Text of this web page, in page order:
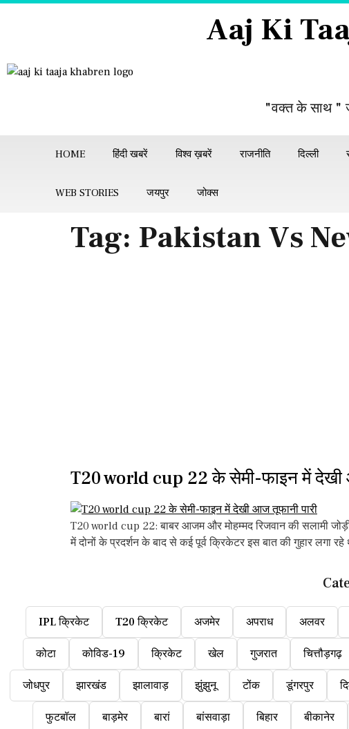
Aaj Ki
"वक्त के साथ "
HOME हिंदी खबरें विश्व ख़बरें राजनीति दिल्ली
WEB STORIES जयपुर जोक्स
Tag: Pakistan Vs
T20 world cup 22 के सेमी-फाइन में देखी
T20 world cup 22: बाबर आजम और मोहम्मद रिजवान की सलामी
में दोनों के प्रदर्शन के बाद से कई पूर्व क्रिकेटर इस बात की गुहार लगा
IPL क्रिकेट T20 क्रिकेट अजमेर अपराध अलवर
कोटा कोविड-19 क्रिकेट खेल गुजरात चित्तौड़गढ़
जोधपुर झारखंड झालावाड़ झुंझुनू टोंक डूंगरपुर
फुटबॉल बाड़मेर बारां बांसवाड़ा बिहार बीकानेर